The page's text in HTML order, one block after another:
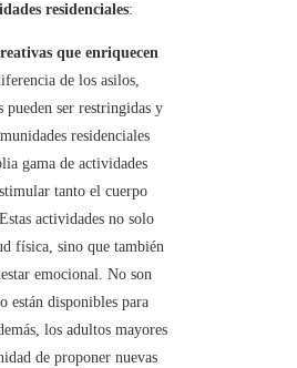
residenciales:
que enriquecen
de los asilos,
pueden ser restringidas y
residenciales
gama de actividades
tanto el cuerpo
actividades no solo
física, sino que también
emocional. No son
están disponibles para
los adultos mayores
de proponer nuevas